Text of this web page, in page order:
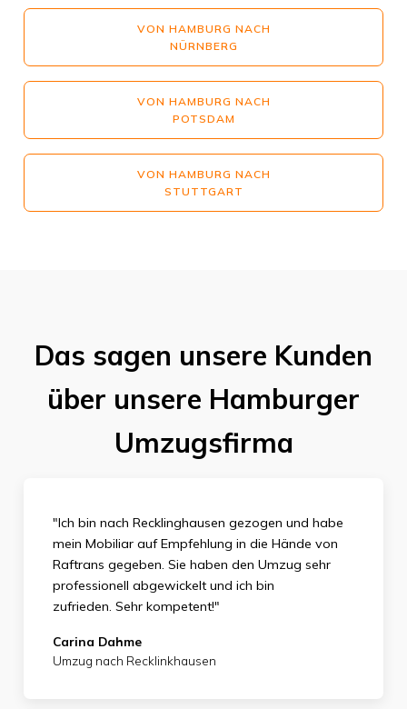
VON HAMBURG NACH
NÜRNBERG
VON HAMBURG NACH
POTSDAM
VON HAMBURG NACH
STUTTGART
Das sagen unsere Kunden
über unsere Hamburger
Umzugsfirma
"Ich bin nach Recklinghausen gezogen und habe
mein Mobiliar auf Empfehlung in die Hände von
Raftrans gegeben. Sie haben den Umzug sehr
professionell abgewickelt und ich bin
zufrieden. Sehr kompetent!"
Carina Dahme
Umzug nach Recklinkhausen